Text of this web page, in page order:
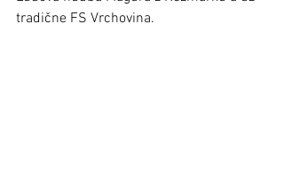
tradične FS Vrchovina.